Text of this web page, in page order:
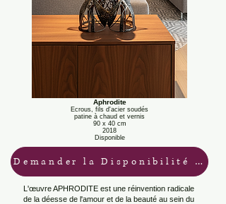
Aphrodite
Ecrous, fils d'acier soudés
patine à chaud et vernis
90 x 40 cm
2018
Disponible
Demander la Disponibilité / Tarifs
L'œuvre APHRODITE est une réinvention radicale
de la déesse de l'amour et de la beauté au sein du